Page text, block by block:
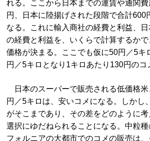
れる。ここから日本までの運賃や通関
円、日本に陸揚げされた段階で合計600
なる。これに輸入商社の経費と利益、
の経費と利益を、いくらで計算するか
価格が決まる。ここでも仮に50円／5キ
円／5キロとなり1キロあたり130円のコ
日本のスーパーで販売される低価格
円／5キロは、安いコメになる。しかし
がそこまであり、その差をどのように
選択にゆだねられることになる。中粒種
フォルニアの大都市でのコメの販売は